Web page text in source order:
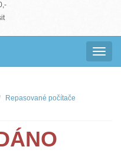
Repasované počítače